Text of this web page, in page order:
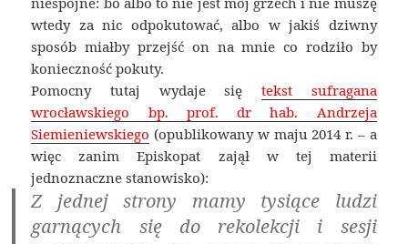
wtedy za nic odpokutować, albo w jakiś dziwny
sposób miałby przejść on na mnie co rodziło by
konieczność pokuty.
Pomocny tutaj wydaje się tekst sufragana
wrocławskiego bp. prof. dr hab. Andrzeja
Siemieniewskiego (opublikowany w maju 2014 r. – a
więc zanim Episkopat zajął w tej materii
jednoznaczne stanowisko):
Z jednej strony mamy tysiące ludzi
garnących się do rekolekcji i sesji